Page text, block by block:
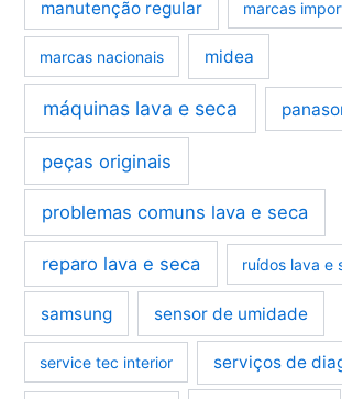
manutenção regular marcas
marcas nacionais midea
máquinas lava e seca
peças originais
problemas comuns lava e seca
reparo lava e seca ruídos lava e
samsung sensor de umidade
service tec interior serviços de